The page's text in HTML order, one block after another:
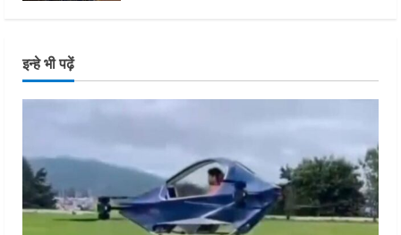
इन्हे भी पढ़ें